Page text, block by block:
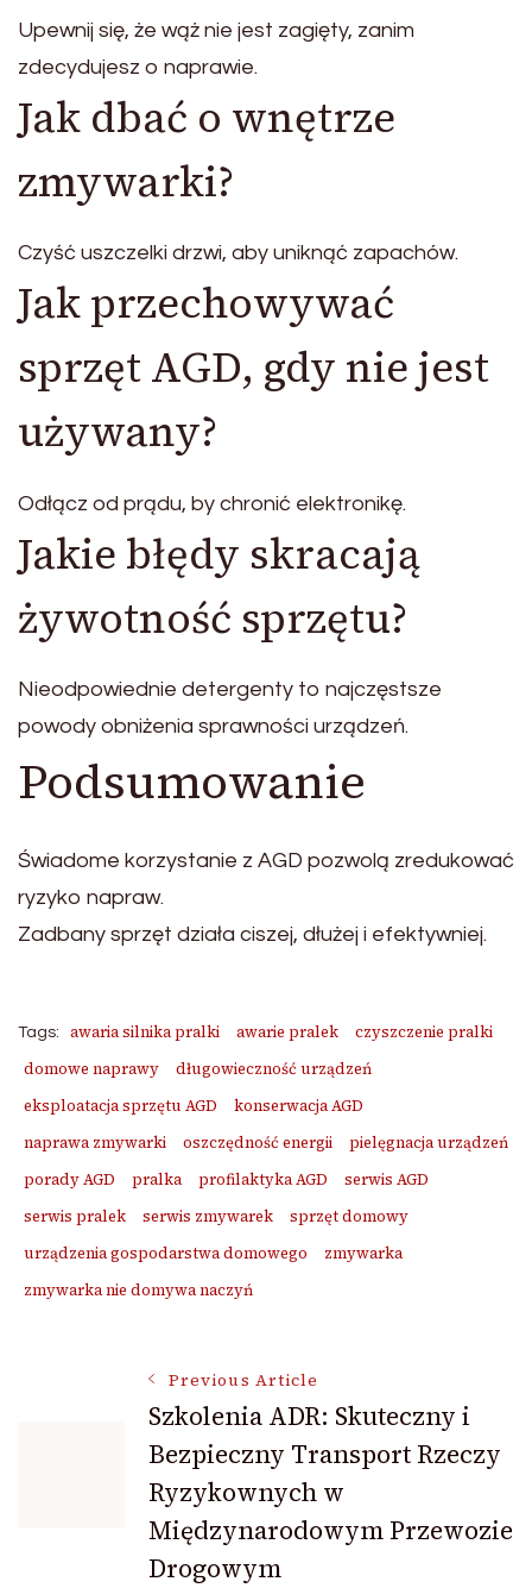
Upewnij się, że wąż nie jest zagięty, zanim
zdecydujesz o naprawie.
Jak dbać o wnętrze
zmywarki?
Czyść uszczelki drzwi, aby uniknąć zapachów.
Jak przechowywać
sprzęt AGD, gdy nie jest
używany?
Odłącz od prądu, by chronić elektronikę.
Jakie błędy skracają
żywotność sprzętu?
Nieodpowiednie detergenty to najczęstsze
powody obniżenia sprawności urządzeń.
Podsumowanie
Świadome korzystanie z AGD pozwolą zredukować
ryzyko napraw.
Zadbany sprzęt działa ciszej, dłużej i efektywniej.
Tags: awaria silnika pralki awarie pralek
czyszczenie pralki
domowe naprawy
długowieczność urządzeń
eksploatacja sprzętu AGD
konserwacja AGD
naprawa zmywarki
oszczędność energii
pielęgnacja urządzeń
porady AGD
pralka profilaktyka AGD
serwis AGD
serwis pralek
serwis zmywarek
sprzęt domowy
urządzenia gospodarstwa domowego
zmywarka
zmywarka nie domywa naczyń
Navigation
Previous Article
Szkolenia ADR: Skuteczny i
Bezpieczny Transport Rzeczy
Ryzykownych w
Międzynarodowym Przewozie
Drogowym